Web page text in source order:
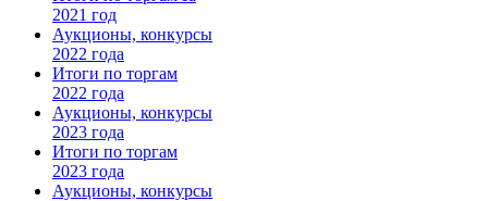
2021 год
Аукционы, конкурсы
2022 года
Итоги по торгам
2022 года
Аукционы, конкурсы
2023 года
Итоги по торгам
2023 года
Аукционы, конкурсы